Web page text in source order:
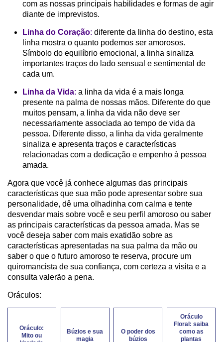
com as nossas principais habilidades e formas de agir
diante de imprevistos.
Linha do Coração: diferente da linha do destino, esta
linha mostra o quanto podemos ser amorosos.
Símbolo do equilíbrio emocional, a linha sinaliza
importantes traços do lado sensual e sentimental de
cada um.
Linha da Vida: a linha da vida é a mais longa
presente na palma de nossas mãos. Diferente do que
muitos pensam, a linha da vida não deve ser
necessariamente associada ao tempo de vida da
pessoa. Diferente disso, a linha da vida geralmente
sinaliza e apresenta traços e características
relacionadas com a dedicação e empenho à pessoa
amada.
Agora que você já conhece algumas das principais
características que sua mão pode apresentar sobre sua
personalidade, dê uma olhadinha com calma e tente
desvendar mais sobre você e seu perfil amoroso ou saber
as principais características da pessoa amada. Mas se
você deseja saber com mais exatidão sobre as
características apresentadas na sua palma da mão ou
saber o que o futuro amoroso te reserva, procure um
quiromancista de sua confiança, com certeza a visita e a
consulta valerão a pena.
Oráculos:
Oráculo:
Mito ou
Búzios e sua
magia
O poder dos
búzios
Oráculo
Floral: saiba
como as
plantas